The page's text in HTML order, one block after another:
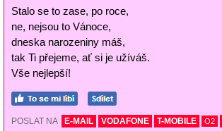
Stalo se to zase, po roce,
ne, nejsou to Vánoce,
dneska narozeniny máš,
tak Ti přejeme, ať si je užíváš.
Vše nejlepší!
POSLAT NA E-MAIL VODAFONE T-MOBILE O2